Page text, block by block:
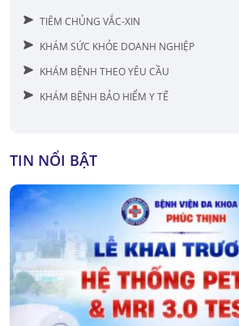
TIÊM CHỦNG VẮC-XIN
KHÁM SỨC KHỎE DOANH NGHIỆP
KHÁM BỆNH THEO YÊU CẦU
KHÁM BỆNH BẢO HIỂM Y TẾ
TIN NỔI BẬT